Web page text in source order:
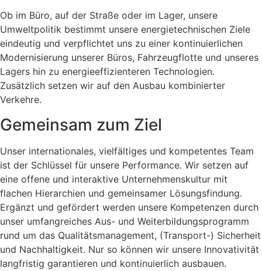
Ob im Büro, auf der Straße oder im Lager, unsere
Umweltpolitik bestimmt unsere energietechnischen Ziele
eindeutig und verpflichtet uns zu einer kontinuierlichen
Modernisierung unserer Büros, Fahrzeugflotte und unseres
Lagers hin zu energieeffizienteren Technologien.
Zusätzlich setzen wir auf den Ausbau kombinierter
Verkehre.
Gemeinsam zum Ziel
Unser internationales, vielfältiges und kompetentes Team
ist der Schlüssel für unsere Performance. Wir setzen auf
eine offene und interaktive Unternehmenskultur mit
flachen Hierarchien und gemeinsamer Lösungsfindung.
Ergänzt und gefördert werden unsere Kompetenzen durch
unser umfangreiches Aus- und Weiterbildungsprogramm
rund um das Qualitätsmanagement, (Transport-) Sicherheit
und Nachhaltigkeit. Nur so können wir unsere Innovativität
langfristig garantieren und kontinuierlich ausbauen.